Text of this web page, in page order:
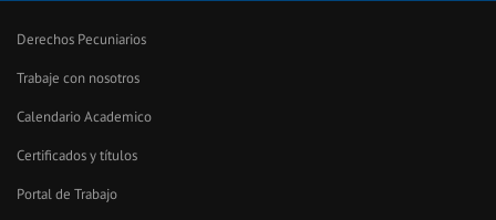
Derechos Pecuniarios
Trabaje con nosotros
Calendario Academico
Certificados y títulos
Portal de Trabajo